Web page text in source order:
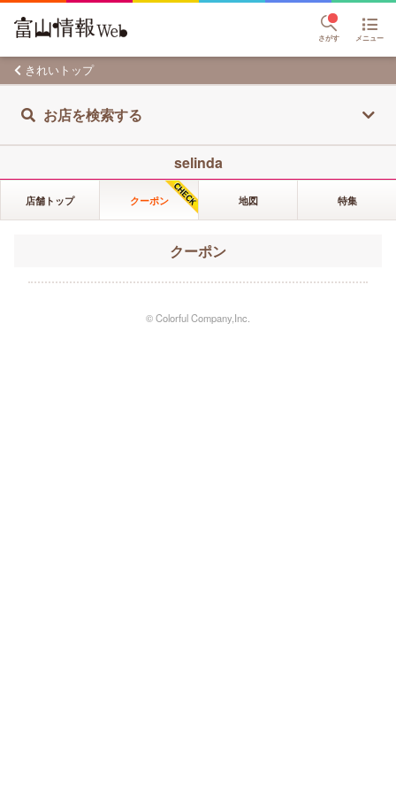
さがす メニュー
きれいトップ
お店を検索する
selinda
店舗トップ クーポン 地図 特集
クーポン
© Colorful Company,Inc.